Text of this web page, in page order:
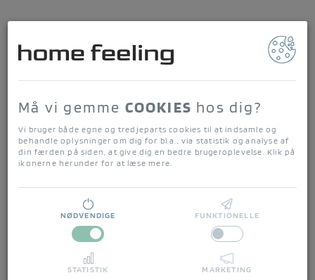
home feeling
Forside / Alt i køkkenting og borddækning / Køkkenindretning /
Må vi gemme COOKIES hos dig?
Vi bruger både egne og tredjeparts cookies til at indsamle og
behandle oplysninger om dig for bl.a., via statistik og analyse af
din færden på siden, at give dig en bedre brugeroplevelse. Klik på
ikonerne herunder for at læse mere.
NØDVENDIGE FUNKTIONELLE
STATISTIK MARKETING